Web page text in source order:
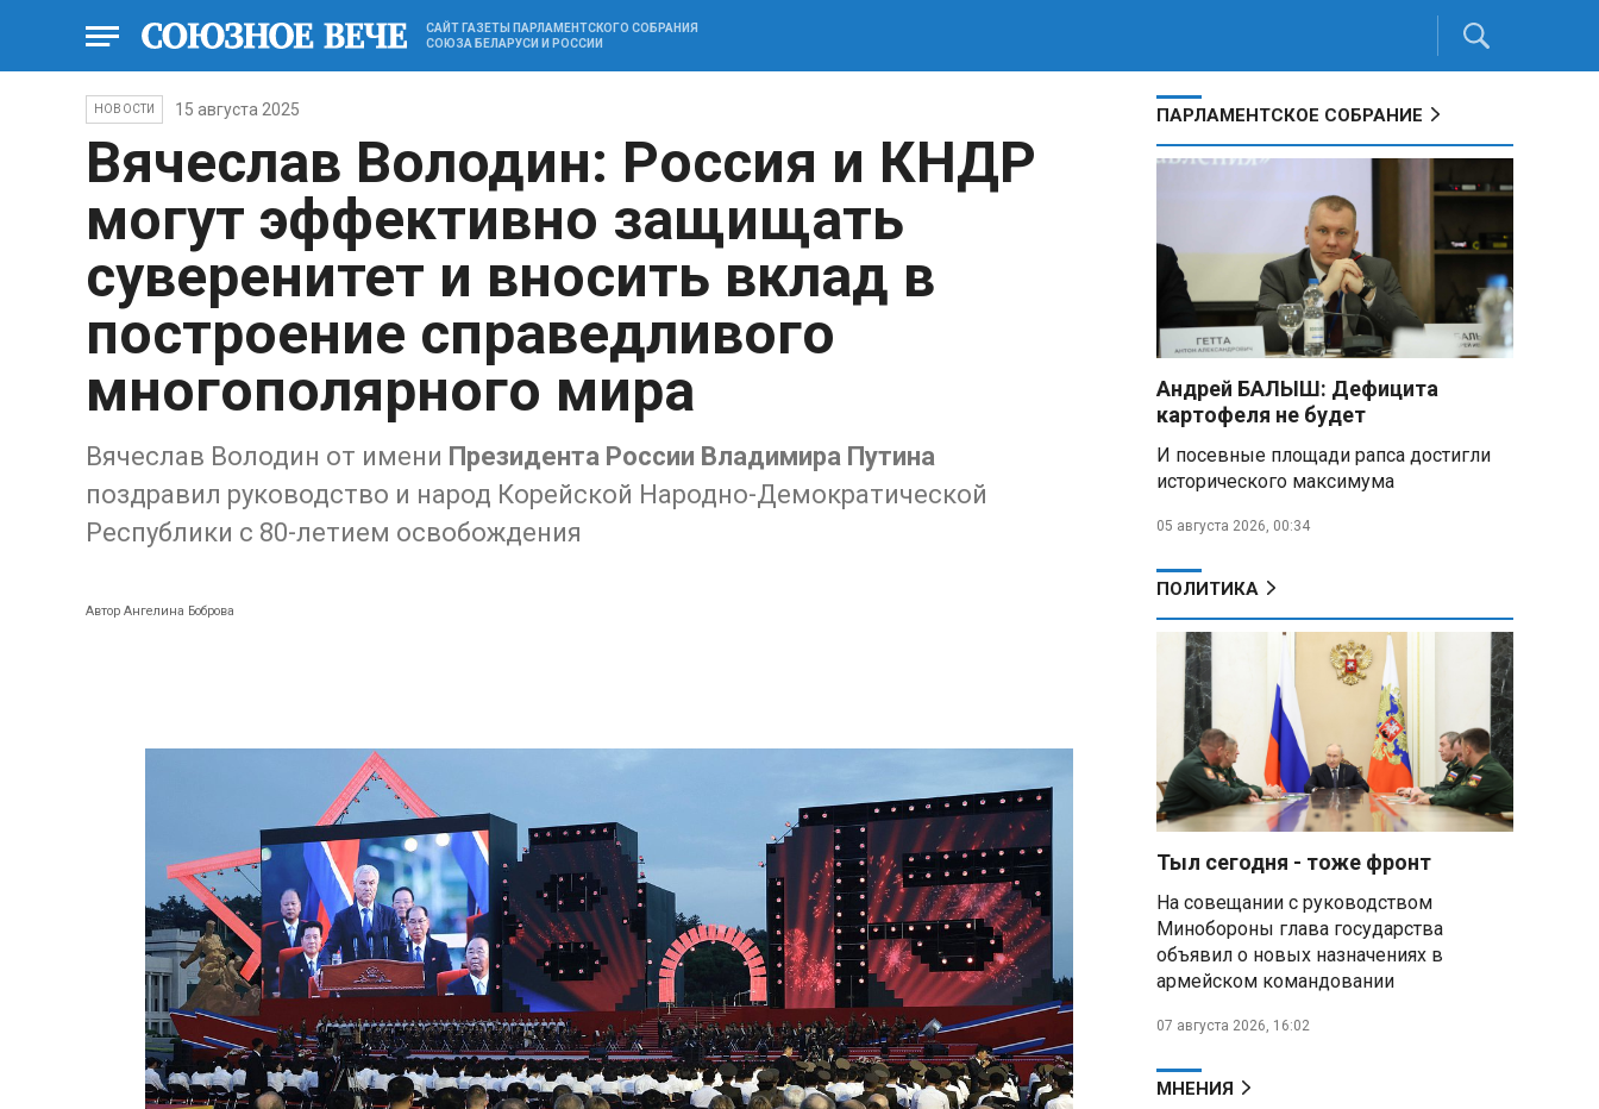
САЙТ ГАЗЕТЫ ПАРЛАМЕНТСКОГО СОБРАНИЯ
СОЮЗА БЕЛАРУСИ И РОССИИ
НОВОСТИ 15 августа 2025
Вячеслав Володин: Россия и КНДР
могут эффективно защищать
суверенитет и вносить вклад в
построение справедливого
многополярного мира
Вячеслав Володин от имени Президента России Владимира Путина
поздравил руководство и народ Корейской Народно-Демократической
Республики с 80-летием освобождения
Автор Ангелина Боброва
ПАРЛАМЕНТСКОЕ СОБРАНИЕ
Андрей БАЛЫШ: Дефицита
картофеля не будет
И посевные площади рапса достигли
исторического максимума
05 августа 2026, 00:34
ПОЛИТИКА
Тыл сегодня - тоже фронт
На совещании с руководством
Минобороны глава государства
объявил о новых назначениях в
армейском командовании
07 августа 2026, 16:02
МНЕНИЯ